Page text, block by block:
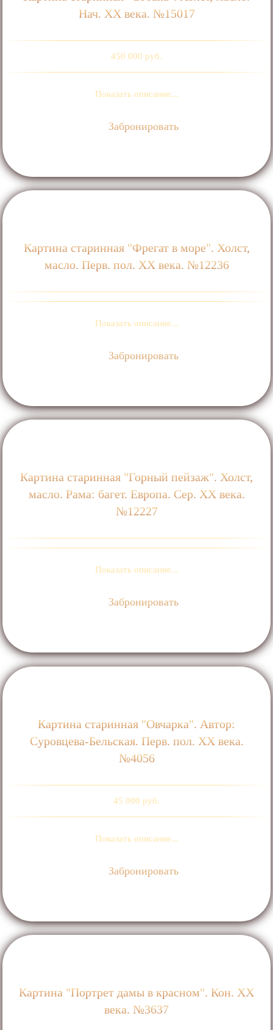
Нач. ХХ века. №15017
450 000 руб.
Показать описание...
Забронировать
Картина старинная "Фрегат в море". Холст,
масло. Перв. пол. ХХ века. №12236
Показать описание...
Забронировать
Картина старинная "Горный пейзаж". Холст,
масло. Рама: багет. Европа. Сер. ХХ века.
№12227
Показать описание...
Забронировать
Картина старинная "Овчарка". Автор:
Суровцева-Бельская. Перв. пол. ХХ века.
№4056
45 000 руб.
Показать описание...
Забронировать
Картина "Портрет дамы в красном". Кон. ХХ
века. №3637